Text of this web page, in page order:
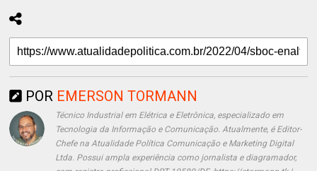
POR EMERSON TORMANN
Técnico Industrial em Elétrica e Eletrônica, especializado em
Tecnologia da Informação e Comunicação. Atualmente, é Editor-
Chefe na Atualidade Política Comunicação e Marketing Digital
Ltda. Possui ampla experiência como jornalista e diagramador,